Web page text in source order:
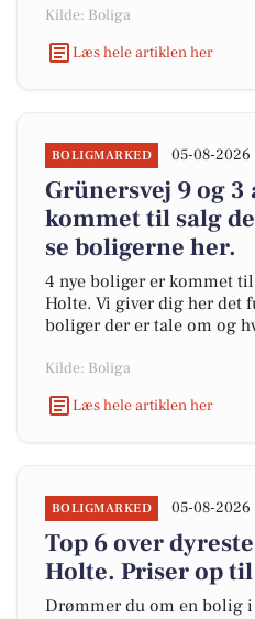
Kilde: Boliga
Læs hele artiklen her
BOLIGMARKED 05-08-2026
Grünersvej 9 og
kommet til salg
se boligerne her.
4 nye boliger er kommet
Holte. Vi giver dig her det
boliger der er tale om og
Kilde: Boliga
Læs hele artiklen her
BOLIGMARKED 05-08-2026
Top 6 over
Holte. Priser op
Drømmer du om en bolig